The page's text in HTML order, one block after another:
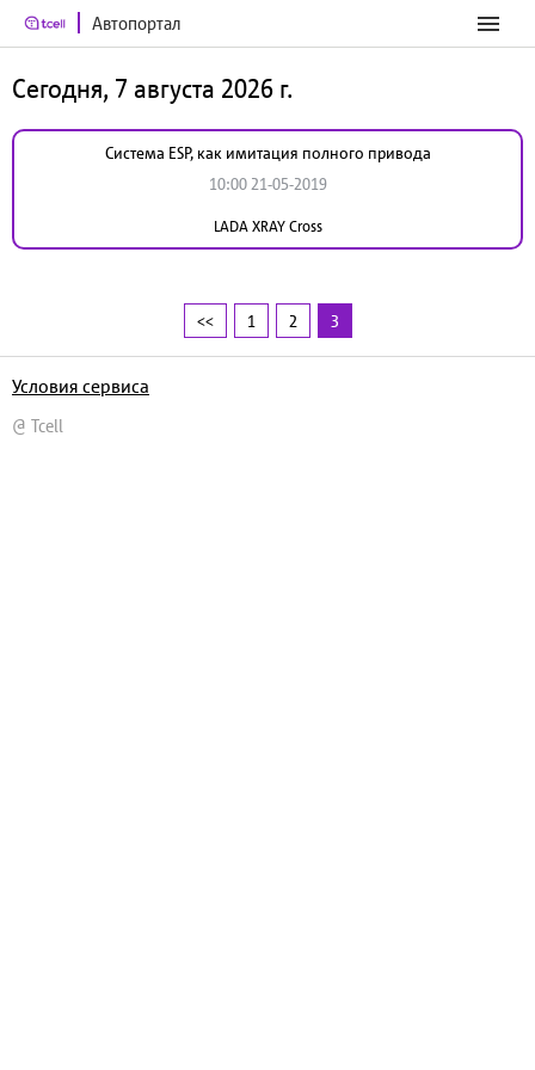
Автопортал
Сегодня, 7 августа 2026 г.
Система ESP, как имитация полного привода
10:00 21-05-2019
LADA XRAY Cross
<< 1 2 3
@ Tcell
Условия сервиса